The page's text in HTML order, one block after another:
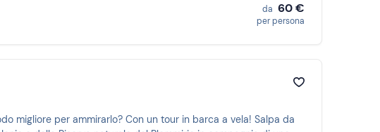
da 60 €
per persona
migliore per ammirarlo? Con un tour in barca a vela! Salpa da